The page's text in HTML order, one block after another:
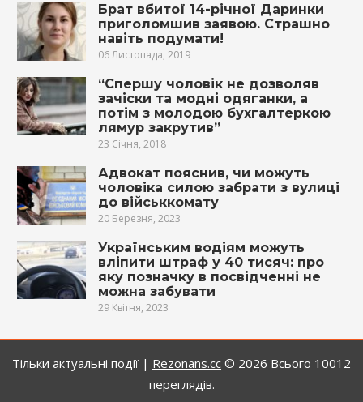
Брат вбитої 14-річної Даринки
приголомшив заявою. Страшно
навіть подумати!
06 Листопада, 2019
“Спершу чоловік не дозволяв
зачіски та модні одяганки, а
потім з молодою бухгалтеркою
лямур закрутив”
23 Січня, 2018
Адвокат пояснив, чи можуть
чоловіка силою забрати з вулиці
до військкомату
20 Березня, 2023
Українським водіям можуть
вліпити штраф у 40 тисяч: про
яку позначку в посвідченні не
можна забувати
29 Квітня, 2023
Тільки актуальні події | Rezonans.сс © 2026 Всього 10012
переглядів.